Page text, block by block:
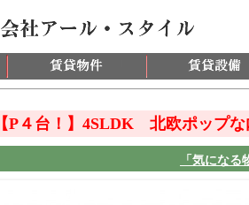
【P４台！】4SLDK 北欧ポップ
「気になる